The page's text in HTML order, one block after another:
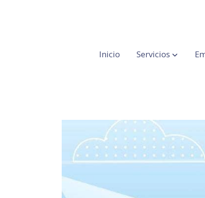
Inicio Servicios